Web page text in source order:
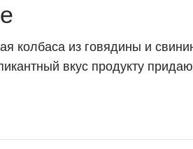
колбаса из говядины и
вкус продукту